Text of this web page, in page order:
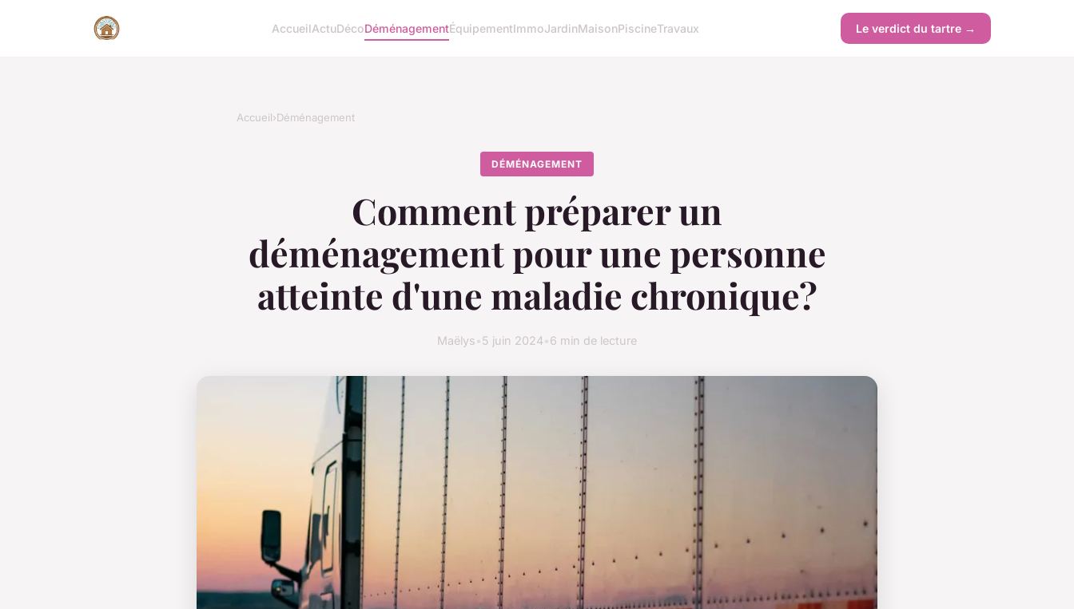
AccueilActuDécoDéménagementÉquipementImmoJardinMaisonPiscineTravaux Le verdict du tartre →
Accueil›Déménagement
DÉMÉNAGEMENT
Comment préparer un
déménagement pour une personne
atteinte d'une maladie chronique?
Maëlys 5 juin 2024 6 min de lecture